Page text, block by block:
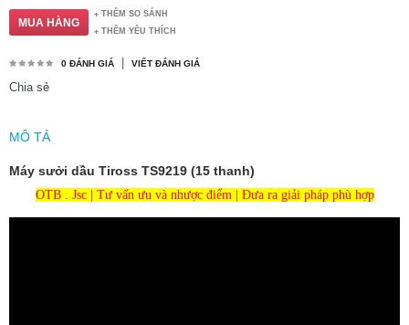
THÊM SO SÁNH
THÊM YÊU THÍCH
0 ĐÁNH GIÁ VIẾT ĐÁNH GIÁ
Chia sẻ
MÔ TẢ
Máy sưởi dầu Tiross TS9219 (15 thanh)
OTB . Jsc | Tư vấn ưu và nhược điểm | Đưa ra giải pháp phù hợp